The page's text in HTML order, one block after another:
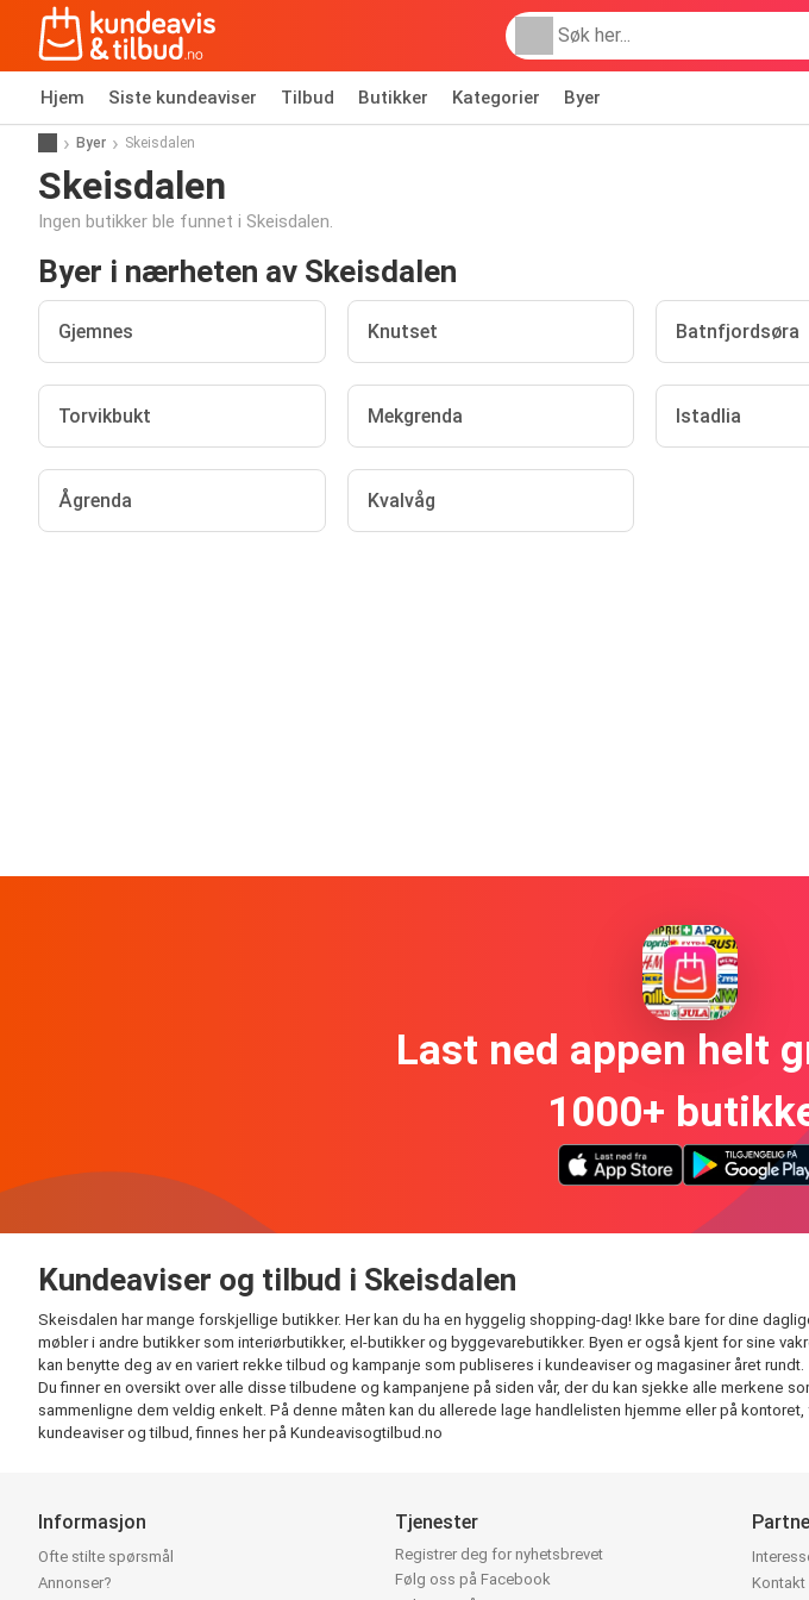
Hjem Siste kundeaviser Tilbud Butikker Kategorier Byer
Byer Skeisdalen
Skeisdalen
Ingen butikker ble funnet i Skeisdalen.
Byer i nærheten av Skeisdalen
Gjemnes Knutset Batnfjordsøra
Torvikbukt Mekgrenda Istadlia
Ågrenda Kvalvåg
Last ned appen helt
1000+
Kundeaviser og tilbud i Skeisdalen
Skeisdalen har mange forskjellige butikker. Her kan du ha en hyggelig shopping-dag! Ikke bare for dine
møbler i andre butikker som interiørbutikker, el-butikker og byggevarebutikker. Byen er også kjent for sine
kan benytte deg av en variert rekke tilbud og kampanje som publiseres i kundeaviser og magasiner året rundt.
Du finner en oversikt over alle disse tilbudene og kampanjene på siden vår, der du kan sjekke alle merkene
sammenligne dem veldig enkelt. På denne måten kan du allerede lage handlelisten hjemme eller på
kundeaviser og tilbud, finnes her på Kundeavisogtilbud.no
Informasjon
Ofte stilte spørsmål
Annonser?
Tjenester
Registrer deg for nyhetsbrevet
Følg oss på Facebook
Kontakt